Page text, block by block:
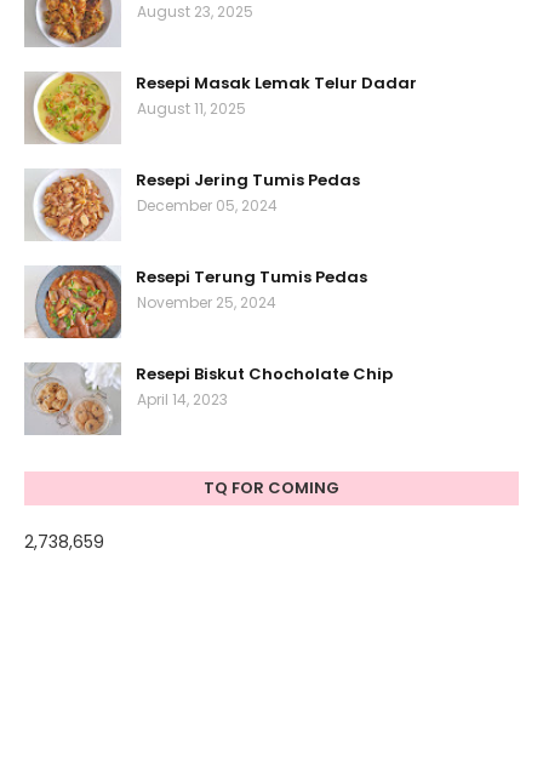
August 23, 2025
Resepi Masak Lemak Telur Dadar
August 11, 2025
Resepi Jering Tumis Pedas
December 05, 2024
Resepi Terung Tumis Pedas
November 25, 2024
Resepi Biskut Chocholate Chip
April 14, 2023
TQ FOR COMING
2,738,659